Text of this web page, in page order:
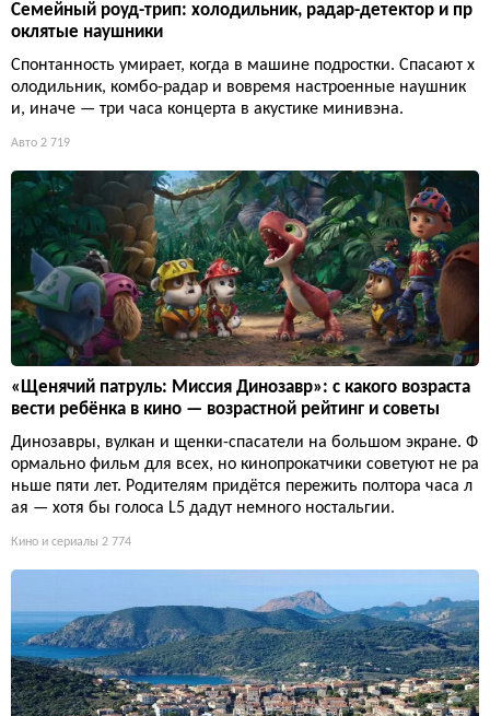
Семейный роуд-трип: холодильник, радар-детектор и пр
оклятые наушники
Спонтанность умирает, когда в машине подростки. Спасают х
олодильник, комбо-радар и вовремя настроенные наушник
и, иначе — три часа концерта в акустике минивэна.
Авто 2 719
«Щенячий патруль: Миссия Динозавр»: с какого возраста
вести ребёнка в кино — возрастной рейтинг и советы
Динозавры, вулкан и щенки-спасатели на большом экране. Ф
ормально фильм для всех, но кинопрокатчики советуют не ра
ньше пяти лет. Родителям придётся пережить полтора часа л
ая — хотя бы голоса L5 дадут немного ностальгии.
Кино и сериалы 2 774